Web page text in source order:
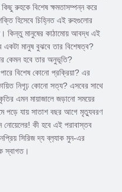
রুহকে বিশেষ ক্ষমতাসম্পন্ন করে
হিসেবে চিহ্নিত এই রুহগুলোর
কিন্তু মানুষের কাঠামোয় আবদ্ধ এই
একটা মানুষ বুঝবে তার বিশেষত্ব?
কেমন হবে তার অনুভূতি?
বিশেষ কোনো প্রক্রিয়া? এর
নিগূঢ় কোনো সত্য? এসবের সাথে
এমন মায়াজালে জড়ানো সময়ের
পড়ে যায় সাতাশ বছর আগে মৃত্যুবরণ
নোয়েলের! কী হবে এই পরাবাস্তব
সিরিজ দ্য ব্ল‍্যাক মুন-এর
স্বাগত।